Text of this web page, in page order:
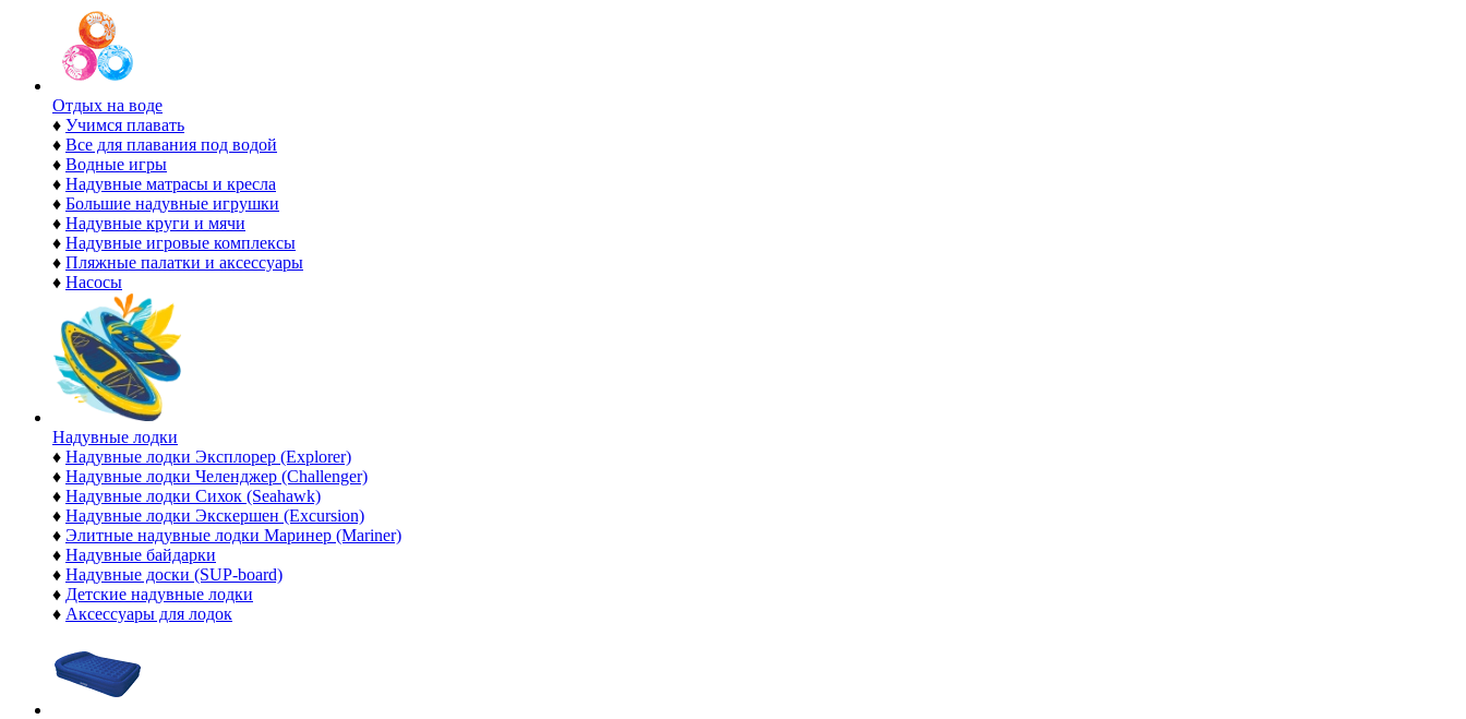
Отдых на воде
♦ Учимся плавать
♦ Все для плавания под водой
♦ Водные игры
♦ Надувные матрасы и кресла
♦ Большие надувные игрушки
♦ Надувные круги и мячи
♦ Надувные игровые комплексы
♦ Пляжные палатки и аксессуары
♦ Насосы
Надувные лодки
♦ Надувные лодки Эксплорер (Explorer)
♦ Надувные лодки Челенджер (Challenger)
♦ Надувные лодки Сихок (Seahawk)
♦ Надувные лодки Экскершен (Excursion)
♦ Элитные надувные лодки Маринер (Mariner)
♦ Надувные байдарки
♦ Надувные доски (SUP-board)
♦ Детские надувные лодки
♦ Аксессуары для лодок